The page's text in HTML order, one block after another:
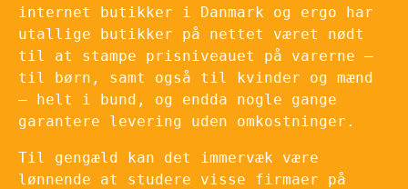
internet butikker i Danmark og ergo har
utallige butikker på nettet været nødt
til at stampe prisniveauet på varerne –
til børn, samt også til kvinder og mænd
– helt i bund, og endda nogle gange
garantere levering uden omkostninger.
Til gengæld kan det immervæk være
lønnende at studere visse firmaer på